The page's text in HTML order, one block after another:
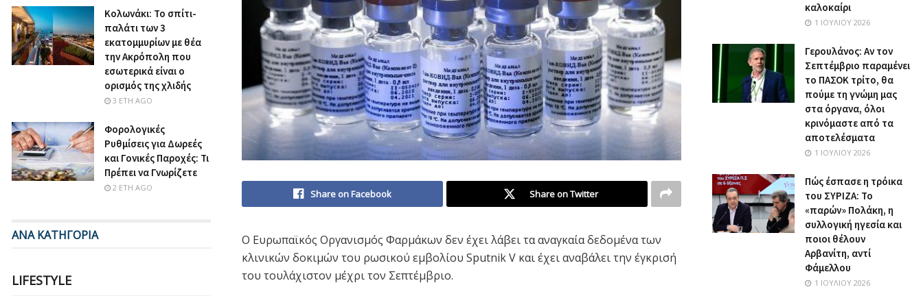
Share on Facebook Share on Twitter
Ο Ευρωπαϊκός Οργανισμός Φαρμάκων δεν έχει λάβει τα αναγκαία δεδομένα των
κλινικών δοκιμών του ρωσικού εμβολίου Sputnik V και έχει αναβάλει την έγκρισή
του τουλάχιστον μέχρι τον Σεπτέμβριο.
Κολωνάκι: Το σπίτι-
παλάτι των 3
εκατομμυρίων με θέα
την Ακρόπολη που
εσωτερικά είναι ο
ορισμός της χλιδής
3 ΈΤΗ AGO
Φορολογικές
Ρυθμίσεις για Δωρεές
και Γονικές Παροχές: Τι
Πρέπει να Γνωρίζετε
2 ΈΤΗ AGO
ΑΝΑ ΚΑΤΗΓΟΡΙΑ
LIFESTYLE
καλοκαίρι
1 ΙΟΥΛΊΟΥ 2026
Γερουλάνος: Αν τον
Σεπτέμβριο παραμένει
το ΠΑΣΟΚ τρίτο, θα
πούμε τη γνώμη μας
στα όργανα, όλοι
κρινόμαστε από τα
αποτελέσματα
1 ΙΟΥΛΊΟΥ 2026
Πώς έσπασε η τρόικα
του ΣΥΡΙΖΑ: Το
«παρών» Πολάκη, η
συλλογική ηγεσία και
ποιοι θέλουν
Αρβανίτη, αντί
Φάμελλου
1 ΙΟΥΛΊΟΥ 2026